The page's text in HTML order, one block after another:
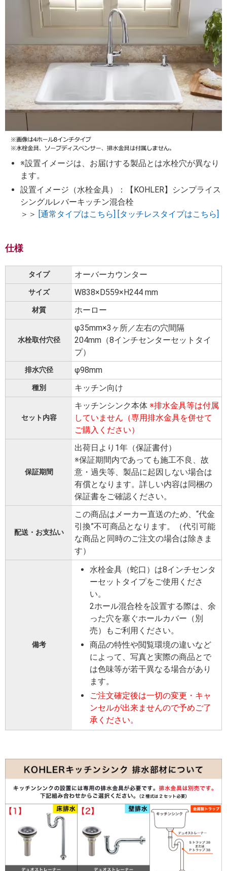
※設置イメージは、お届けする製品とは水栓穴が異なり
ます。
設置イメージ（水栓金具）：【KOHLER】シンプライス
シングルレバーキッチン混合栓
＞＞
[通常タイプはこちら] [タッチレスタイプはこちら]
仕様
タイプ オーバーカウンター
サイズ W838×D559×H244 mm
材質 ホーロー
水栓取付穴径
φ35mm×3ヶ所／左右の穴間隔
204mm（8インチセンターセットタイ
プ）
排水穴径 φ98mm
種別 キッチン向け
セット内容
キッチンシンク本体 ※排水金具等は付属
していません（専用排水金具を併せて
ご購入ください）
保証期間
出荷日より1年（保証書付）
※保証期間内であっても施工不良、故
意・過失等、製品に起因しない場合は
有償となります。詳しい内容は同梱の
保証書をご確認ください。
配送・お支払い
この商品はメーカー直送のため、“代金
引換”不可商品となります。（代引可能
な商品と同時のご注文の場合は除きま
す）
備考
水栓金具（蛇口）は8インチセンタ
ーセットタイプをご使用くださ
い。
2ホール混合栓を設置する際は、余
った穴を塞ぐホールカバー（別
売）もご利用ください。
商品の特性や閲覧環境の違いなど
によって、写真と実際の商品とで
は色味等が若干異なる場合があり
ます。
ご注文確定後は一切の変更・キャ
ンセルが出来ませんので予めご了
承ください。